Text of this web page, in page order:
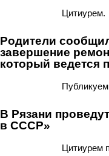
Цитиурем.
Родители
завершение
который ведется
В Рязани
в СССР»
Цитиурем